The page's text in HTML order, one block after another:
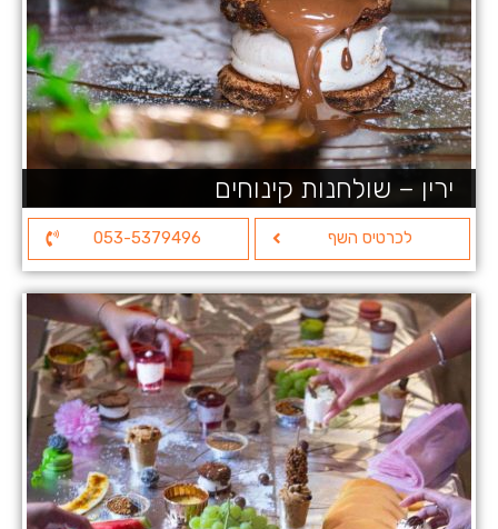
ירין – שולחנות קינוחים
לכרטיס השף 053-5379496